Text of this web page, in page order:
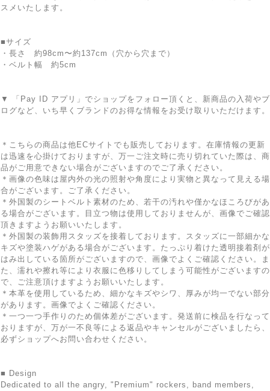
スメいたします。
■サイズ
・長さ 約98cm〜約137cm（穴から穴まで）
・ベルト幅 約5cm
▼ 「Pay ID アプリ」でショップをフォロー頂くと、新商品の入荷やブ
ログなど、いち早くブランドのお得な情報をお受け取りいただけます。
＊こちらの商品は他ECサイトでも販売しております。在庫情報の更新
は迅速を心掛けておりますが、万一ご注文時に売り切れていた際は、商
品がご用意できない場合がございますのでご了承ください。
＊画像の色味は屋内外の光の照射や角度により実物と異なって見える場
合がございます。ご了承ください。
＊外国製のシートベルト素材のため、若干の汚れや僅かなほころびがあ
る場合がございます。目立つ物は使用しておりませんが、画像でご確認
頂きますようお願いいたします。
＊外国製の装飾用スタッズを接着しております。スタッズに一部細かな
キズや塗装ハゲがある場合がございます。たっぷり着けた透明接着剤が
はみ出している箇所がございますので、画像でよくご確認ください。ま
た、濡れや擦れ等により衣服に色移りしてしまう可能性がございますの
で、ご注意頂けますようお願いいたします。
＊本革を使用しているため、細かなキズやシワ、厚みが均一でない部分
があります。画像でよくご確認ください。
＊一つ一つ手作りのため個体差がございます。発送前に検品を行なって
おりますが、万が一不良等による返品やキャンセルがございましたら、
必ずショップへお問い合わせください。
■ Design
Dedicated to all the angry, "Premium" rockers, band members,